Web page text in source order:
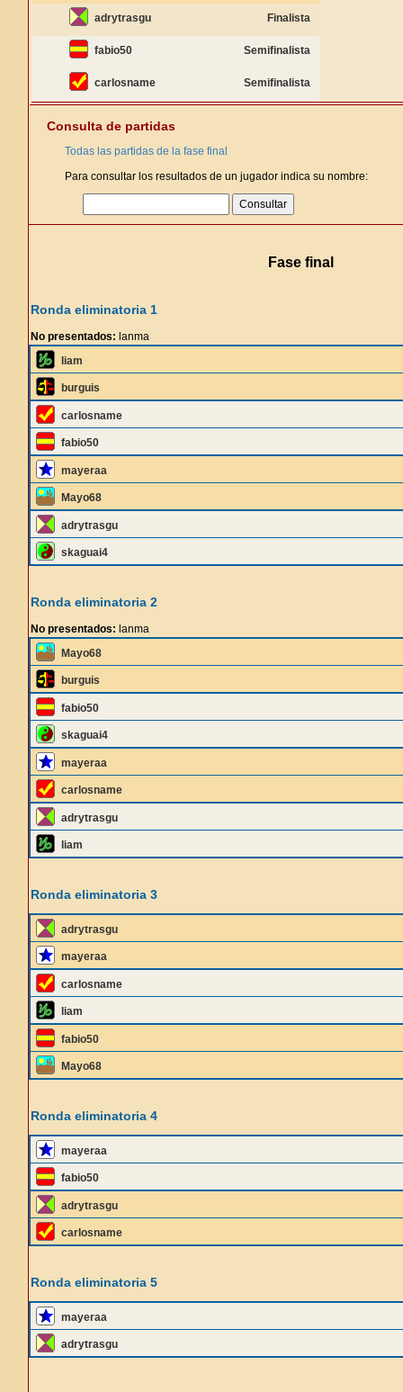
adrytrasgu Finalista
fabio50 Semifinalista
carlosname Semifinalista
Consulta de partidas
Todas las partidas de la fase final
Para consultar los resultados de un jugador indica su nombre:
Fase final
Ronda eliminatoria 1
No presentados: lanma
liam
burguis
carlosname
fabio50
mayeraa
Mayo68
adrytrasgu
skaguai4
Ronda eliminatoria 2
No presentados: lanma
Mayo68
burguis
fabio50
skaguai4
mayeraa
carlosname
adrytrasgu
liam
Ronda eliminatoria 3
adrytrasgu
mayeraa
carlosname
liam
fabio50
Mayo68
Ronda eliminatoria 4
mayeraa
fabio50
adrytrasgu
carlosname
Ronda eliminatoria 5
mayeraa
adrytrasgu